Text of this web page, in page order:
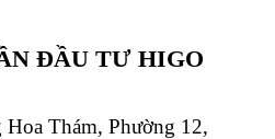
ĐẦU TƯ HIGO
Hoa Thám, Phường 12,